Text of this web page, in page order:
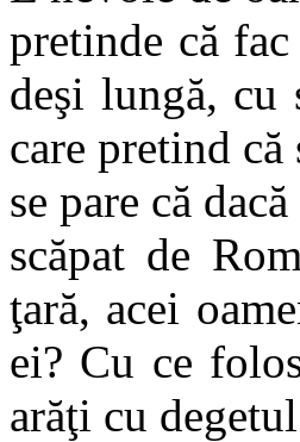
pretinde că
deşi lungă, cu
care pretind
se pare că
scăpat de
ţară, acei
ei? Cu ce
arăţi cu